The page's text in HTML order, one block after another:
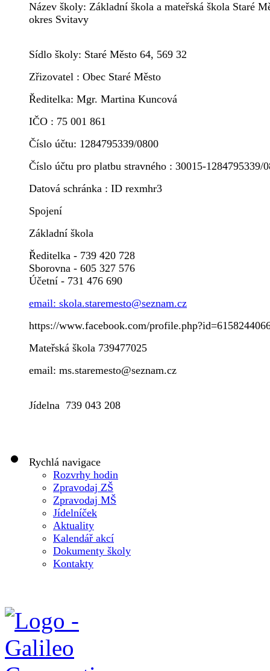
Název školy: Základní škola a mateřská škola Staré
okres Svitavy
Sídlo školy: Staré Město 64, 569 32
Zřizovatel : Obec Staré Město
Ředitelka: Mgr. Martina Kuncová
IČO : 75 001 861
Číslo účtu: 1284795339/0800
Číslo účtu pro platbu stravného : 30015-1284795339/
Datová schránka : ID rexmhr3
Spojení
Základní škola
Ředitelka - 739 420 728
Sborovna - 605 327 576
Účetní - 731 476 690
email: skola.staremesto@seznam.cz
https://www.facebook.com/
Mateřská škola 739477025
email: ms.staremesto@seznam.cz
Jídelna 739 043 208
Rychlá navigace
Rozvrhy hodin
Zpravodaj ZŠ
Zpravodaj MŠ
Jídelníček
Aktuality
Kalendář akcí
Dokumenty školy
Kontakty